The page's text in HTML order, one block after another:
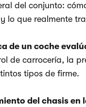
del conjunto:
lo que realmente
de un coche
de carrocería, la
tipos de firme.
del chasis en